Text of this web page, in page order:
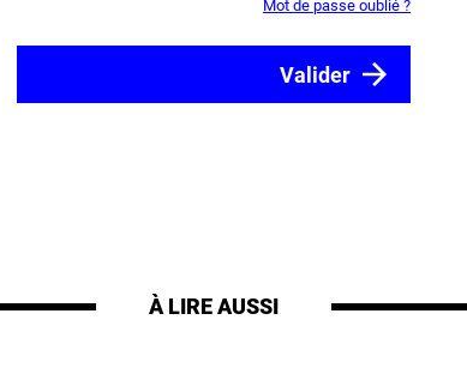
Mot de passe oublié ?
À LIRE AUSSI